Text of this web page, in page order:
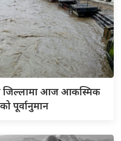
जिल्लामा आज आकस्मिक
पूर्वानुमान